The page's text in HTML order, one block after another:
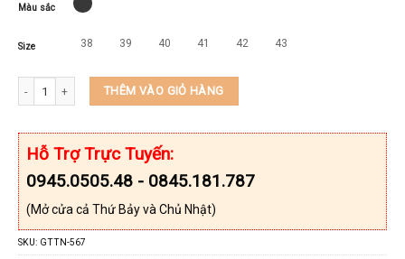
Màu sắc
Size 38 39 40 41 42 43
Giày nam công sở cao cấp da bò thật KEEDO 567 số lượng
THÊM VÀO GIỎ HÀNG
Hỗ Trợ Trực Tuyến:
0945.0505.48 - 0845.181.787
(Mở cửa cả Thứ Bảy và Chủ Nhật)
SKU: GTTN-567